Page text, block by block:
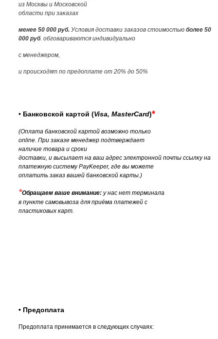
из Москвы и Московской
области при заказах
менее 50 000 руб. Условия доставки заказов стоимостью более 50
000 руб. обговариваются индивидуально
с менеджером,
и происходят по предоплате от 20% до 50%
• Банковской картой (Visa, MasterCard)*
(Оплата банковской картой возможно только
online. При заказе менеджер подтверждает
наличие товара и сроки
доставки, и высылает на ваш адрес электронной почты ссылку на
платежную системуPayKeeper, где вы можете
оплатить заказ вашей банковской карты.)
*Обращаем ваше внимание: у нас нет терминала
в пункте самовывоза для приёма платежей с
пластиковых карт.
• Предоплата
Предоплата принимается в следующих случаях: